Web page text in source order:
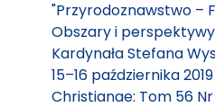
"Przyrodoznawstwo –
Obszary i
Kardynała Stefana
15–16 października
Christianae: Tom 56